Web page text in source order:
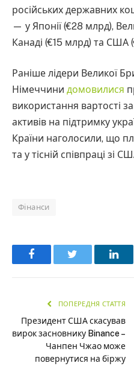
російських державних
— у Японії (€28 млрд),
Канаді (€15 млрд) та США
Раніше лідери Великої
Німеччини домовилися
використання вартості
активів на підтримку
Країни наголосили, що
та у тісній співпраці зі
Фінанси
Facebook
ПОПЕРЕДНЯ СТАТТЯ
Президент США скасував
вирок засновнику Binance –
Чанпен Чжао може
повернутися на біржу